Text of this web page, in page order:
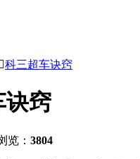
科三超车诀窍
诀窍
览： 3804